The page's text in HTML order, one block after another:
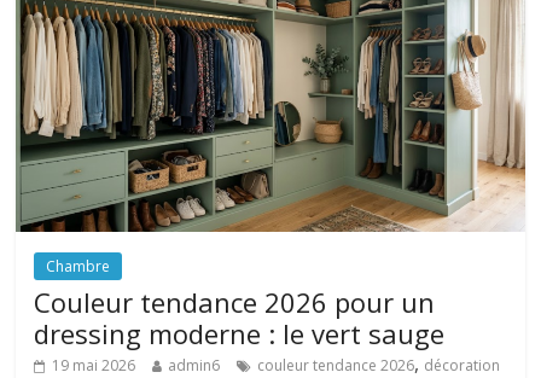
Chambre
Couleur tendance 2026 pour un
dressing moderne : le vert sauge
19 mai 2026 admin6 couleur tendance 2026, décoration